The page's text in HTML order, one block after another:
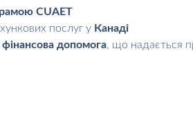
CUAET
послуг у Канаді
допомога, що надається